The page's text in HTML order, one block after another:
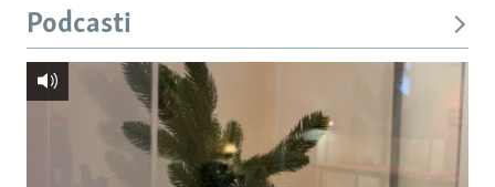
Podcasti